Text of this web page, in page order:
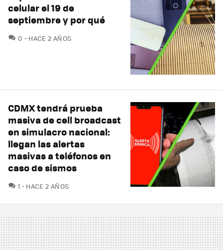
celular el 19 de
septiembre y por qué
0 COMENTARIOS
HACE 2 AÑOS
CDMX tendrá prueba
masiva de cell broadcast
en simulacro nacional:
llegan las alertas
masivas a teléfonos en
caso de sismos
1 COMENTARIOS
HACE 2 AÑOS